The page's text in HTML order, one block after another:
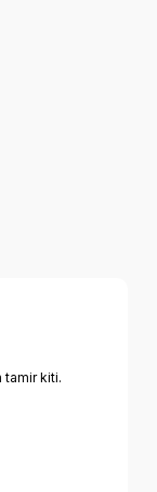
tamir kiti.